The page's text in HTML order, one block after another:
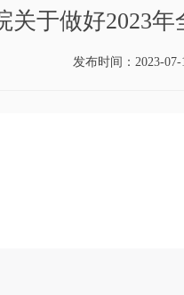
关于做好2023
发布时间：2023-